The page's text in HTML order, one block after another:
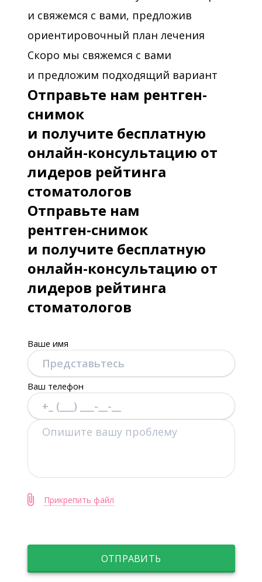
и свяжемся с вами, предложив
ориентировочный план лечения
Скоро мы свяжемся с вами
и предложим подходящий вариант
Отправьте нам рентген-
снимок
и получите бесплатную
онлайн-консультацию от
лидеров рейтинга
стоматологов
Отправьте нам
рентген-снимок
и получите бесплатную
онлайн-консультацию от
лидеров рейтинга
стоматологов
Ваше имя
Ваш телефон
Прикрепить файл
ОТПРАВИТЬ